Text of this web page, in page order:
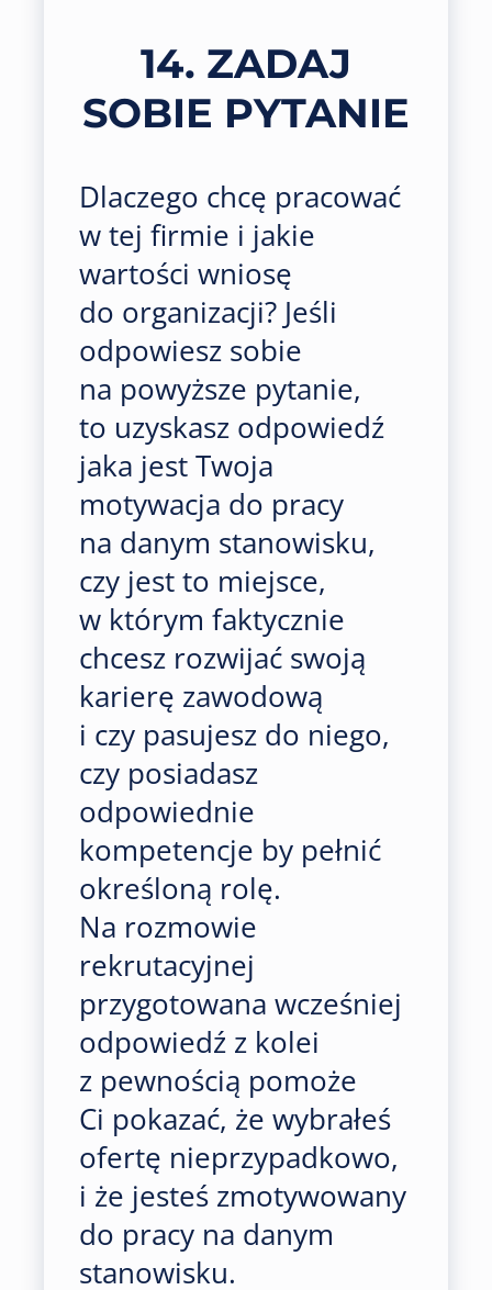
14. ZADAJ
SOBIE PYTANIE
Dlaczego chcę pracować
w tej firmie i jakie
wartości wniosę
do organizacji? Jeśli
odpowiesz sobie
na powyższe pytanie,
to uzyskasz odpowiedź
jaka jest Twoja
motywacja do pracy
na danym stanowisku,
czy jest to miejsce,
w którym faktycznie
chcesz rozwijać swoją
karierę zawodową
i czy pasujesz do niego,
czy posiadasz
odpowiednie
kompetencje by pełnić
określoną rolę.
Na rozmowie
rekrutacyjnej
przygotowana wcześniej
odpowiedź z kolei
z pewnością pomoże
Ci pokazać, że wybrałeś
ofertę nieprzypadkowo,
i że jesteś zmotywowany
do pracy na danym
stanowisku.